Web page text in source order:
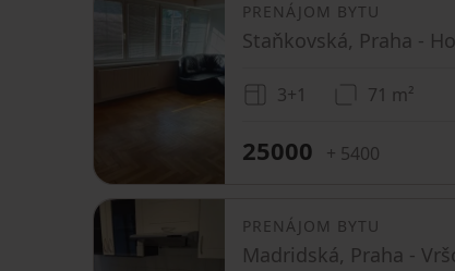
PRENÁJOM BYTU
Staňkovská, Praha -
3+1 71 m²
25000 + 5400
PRENÁJOM BYTU
Madridská, Praha -